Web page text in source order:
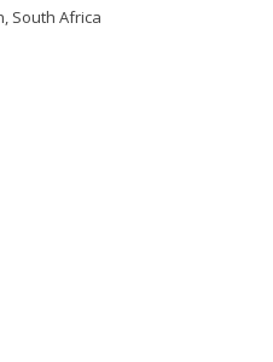
South Africa